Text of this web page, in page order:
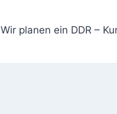
Wir planen ein DDR –